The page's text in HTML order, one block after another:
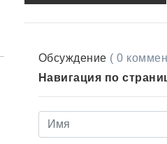
Обсуждение ( 0
Навигация по